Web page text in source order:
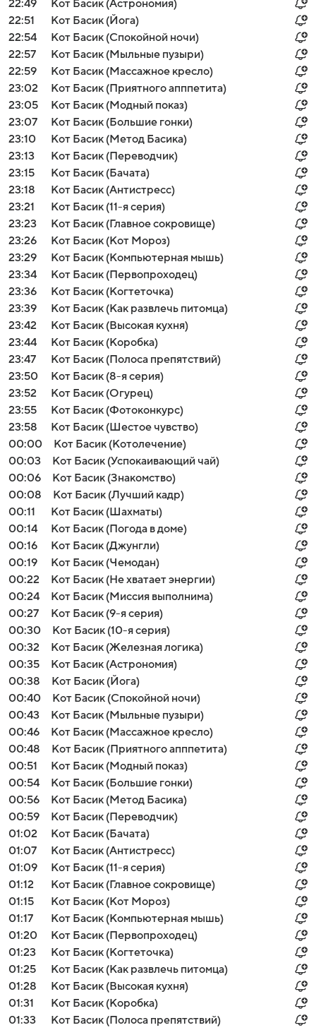
22:49
Кот Басик (Астрономия)
22:51
Кот Басик (Йога)
22:54
Кот Басик (Спокойной ночи)
22:57
Кот Басик (Мыльные пузыри)
22:59
Кот Басик (Массажное кресло)
23:02
Кот Басик (Приятного апппетита)
23:05
Кот Басик (Модный показ)
23:07
Кот Басик (Большие гонки)
23:10
Кот Басик (Метод Басика)
23:13
Кот Басик (Переводчик)
23:15
Кот Басик (Бачата)
23:18
Кот Басик (Антистресс)
23:21
Кот Басик (11-я серия)
23:23
Кот Басик (Главное сокровище)
23:26
Кот Басик (Кот Мороз)
23:29
Кот Басик (Компьютерная мышь)
23:34
Кот Басик (Первопроходец)
23:36
Кот Басик (Когтеточка)
23:39
Кот Басик (Как развлечь питомца)
23:42
Кот Басик (Высокая кухня)
23:44
Кот Басик (Коробка)
23:47
Кот Басик (Полоса препятствий)
23:50
Кот Басик (8-я серия)
23:52
Кот Басик (Огурец)
23:55
Кот Басик (Фотоконкурс)
23:58
Кот Басик (Шестое чувство)
00:00
Кот Басик (Котолечение)
00:03
Кот Басик (Успокаивающий чай)
00:06
Кот Басик (Знакомство)
00:08
Кот Басик (Лучший кадр)
00:11
Кот Басик (Шахматы)
00:14
Кот Басик (Погода в доме)
00:16
Кот Басик (Джунгли)
00:19
Кот Басик (Чемодан)
00:22
Кот Басик (Не хватает энергии)
00:24
Кот Басик (Миссия выполнима)
00:27
Кот Басик (9-я серия)
00:30
Кот Басик (10-я серия)
00:32
Кот Басик (Железная логика)
00:35
Кот Басик (Астрономия)
00:38
Кот Басик (Йога)
00:40
Кот Басик (Спокойной ночи)
00:43
Кот Басик (Мыльные пузыри)
00:46
Кот Басик (Массажное кресло)
00:48
Кот Басик (Приятного апппетита)
00:51
Кот Басик (Модный показ)
00:54
Кот Басик (Большие гонки)
00:56
Кот Басик (Метод Басика)
00:59
Кот Басик (Переводчик)
01:02
Кот Басик (Бачата)
01:07
Кот Басик (Антистресс)
01:09
Кот Басик (11-я серия)
01:12
Кот Басик (Главное сокровище)
01:15
Кот Басик (Кот Мороз)
01:17
Кот Басик (Компьютерная мышь)
01:20
Кот Басик (Первопроходец)
01:23
Кот Басик (Когтеточка)
01:25
Кот Басик (Как развлечь питомца)
01:28
Кот Басик (Высокая кухня)
01:31
Кот Басик (Коробка)
01:33
Кот Басик (Полоса препятствий)